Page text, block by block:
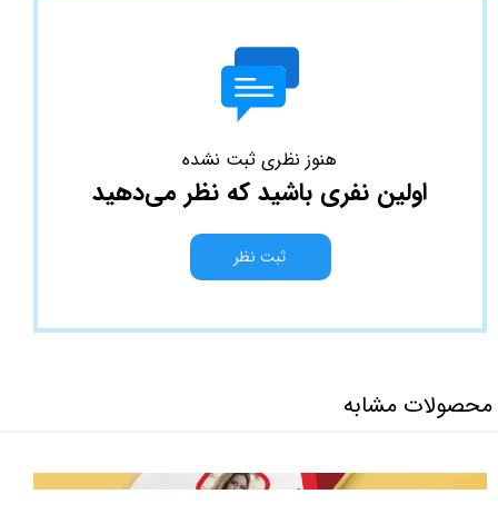
هنوز نظری ثبت نشده
اولین نفری باشید که نظر می‌دهید
ثبت نظر
محصولات مشابه